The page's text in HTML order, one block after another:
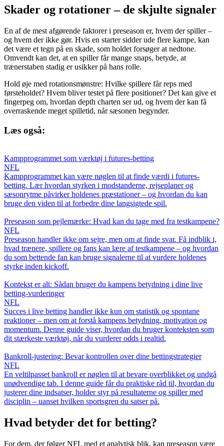
Skader og rotationer – de skjulte signaler
En af de mest afgørende faktorer i preseason er, hvem der spiller –
og hvem der ikke gør. Hvis en starter sidder ude flere kampe, kan
det være et tegn på en skade, som holdet forsøger at nedtone.
Omvendt kan det, at en spiller får mange snaps, betyde, at
trænerstaben stadig er usikker på hans rolle.
Hold øje med rotationsmønstre: Hvilke spillere får reps med
førsteholdet? Hvem bliver testet på flere positioner? Det kan give et
fingerpeg om, hvordan depth charten ser ud, og hvem der kan få
overraskende meget spilletid, når sæsonen begynder.
Læs også:
Kampprogrammet som værktøj i futures-betting
NFL
Kampprogrammet kan være nøglen til at finde værdi i futures-
betting. Lær hvordan styrken i modstanderne, rejseplaner og
sæsonrytme påvirker holdenes præstationer – og hvordan du kan
bruge den viden til at forbedre dine langsigtede spil.
Preseason som pejlemærke: Hvad kan du tage med fra testkampene?
NFL
Preseason handler ikke om sejre, men om at finde svar. Få indblik i,
hvad trænere, spillere og fans kan lære af testkampene – og hvordan
du som bettende fan kan bruge signalerne til at vurdere holdenes
styrke inden kickoff.
Kontekst er alt: Sådan bruger du kampens betydning i dine live
betting‑vurderinger
NFL
Succes i live betting handler ikke kun om statistik og spontane
reaktioner – men om at forstå kampens betydning, motivation og
momentum. Denne guide viser, hvordan du bruger konteksten som
dit stærkeste værktøj, når du vurderer odds i realtid.
Bankroll-justering: Bevar kontrollen over dine bettingstrategier
NFL
En veltilpasset bankroll er nøglen til at bevare overblikket og undgå
unødvendige tab. I denne guide får du praktiske råd til, hvordan du
justerer dine indsatser, holder styr på resultaterne og spiller med
disciplin – uanset hvilken sportsgren du satser på.
Hvad betyder det for betting?
For dem, der følger NFL med et analytisk blik, kan preseason være